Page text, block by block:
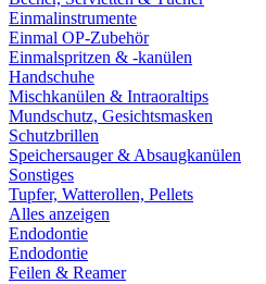
Einmalinstrumente
Einmal OP-Zubehör
Einmalspritzen & -kanülen
Handschuhe
Mischkanülen & Intraoraltips
Mundschutz, Gesichtsmasken
Schutzbrillen
Speichersauger & Absaugkanülen
Sonstiges
Tupfer, Watterollen, Pellets
Alles anzeigen
Endodontie
Endodontie
Feilen & Reamer